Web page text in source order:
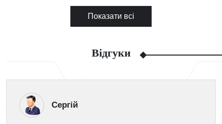
Показати всі
Відгуки
Сергій